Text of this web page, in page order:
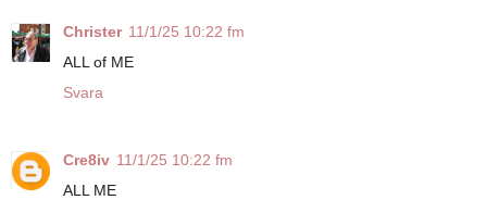
Christer 11/1/25 10:22 fm
ALL of ME
Svara
Cre8iv 11/1/25 10:22 fm
ALL ME